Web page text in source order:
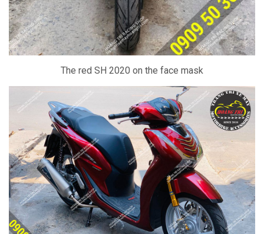
The red SH 2020 on the face mask